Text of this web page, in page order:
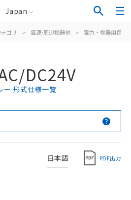
Japan
ゴリ > 電源/周辺機器他 > 電力・機器用保護
DC24V
ー 形式仕様一覧
日本語 PDF出力